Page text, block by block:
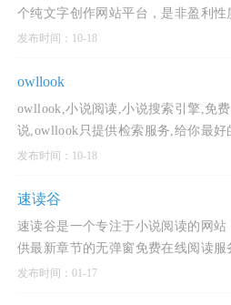
个纯文字创作网站平台，是非盈利性
纯文字内容创作发布平台，专门为作
心主旨是让文学创作能
发布时间：10-18
owllook
owllook,小说阅读,小说搜索引擎,免
说,owllook只提供检索服务,给你最好
索服务,最清新简洁的阅读体验,无广
打不开某书源,
发布时间：10-18
速读谷
速读谷是一个专注于小说阅读的网站
供最新章节的无弹窗免费在线阅读服
该网站以清爽干净的界面和无不良弹
发布时间：01-17